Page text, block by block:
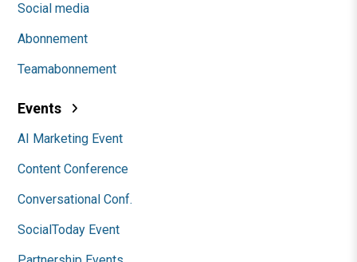
Social media
Abonnement
Teamabonnement
Events
AI Marketing Event
Content Conference
Conversational Conf.
SocialToday Event